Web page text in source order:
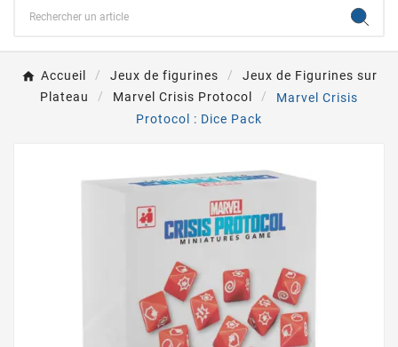
Accueil Jeux de figurines
Jeux de Figurines sur
Plateau
Marvel Crisis Protocol
Marvel Crisis
Protocol : Dice Pack